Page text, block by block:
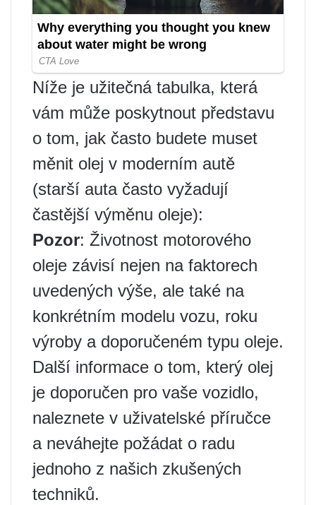
Níže je užitečná tabulka, která
vám může poskytnout představu
o tom, jak často budete muset
měnit olej v moderním autě
(starší auta často vyžadují
častější výměnu oleje):
Pozor: Životnost motorového
oleje závisí nejen na faktorech
uvedených výše, ale také na
konkrétním modelu vozu, roku
výroby a doporučeném typu oleje.
Další informace o tom, který olej
je doporučen pro vaše vozidlo,
naleznete v uživatelské příručce
a neváhejte požádat o radu
jednoho z našich zkušených
techniků.